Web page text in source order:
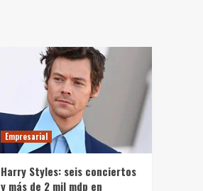
Empresarial
Harry Styles: seis conciertos
y más de 2 mil mdp en